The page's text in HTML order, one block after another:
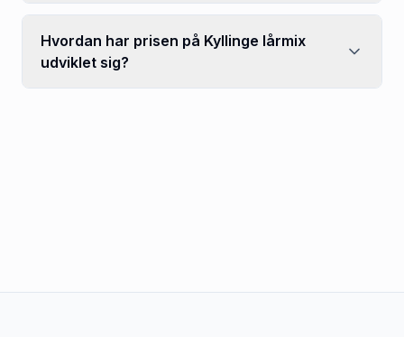
Hvordan har prisen på Kyllinge lårmix
udviklet sig?